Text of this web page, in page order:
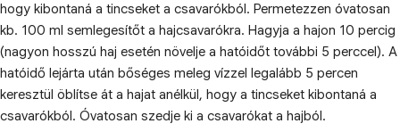
hogy kibontaná a tincseket a csavarókból. Permetezzen óvatosan
kb. 100 ml semlegesítőt a hajcsavarókra. Hagyja a hajon 10 percig
(nagyon hosszú haj esetén növelje a hatóidőt további 5 perccel). A
hatóidő lejárta után bőséges meleg vízzel legalább 5 percen
keresztül öblítse át a hajat anélkül, hogy a tincseket kibontaná a
csavarókból. Óvatosan szedje ki a csavarókat a hajból.